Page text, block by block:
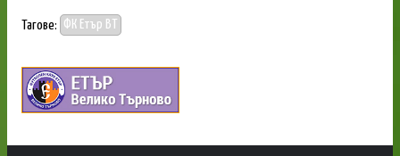
Тагове: ФК Етър ВТ